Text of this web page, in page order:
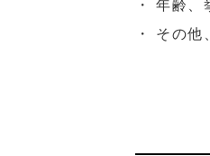
・ 年齢
・ その